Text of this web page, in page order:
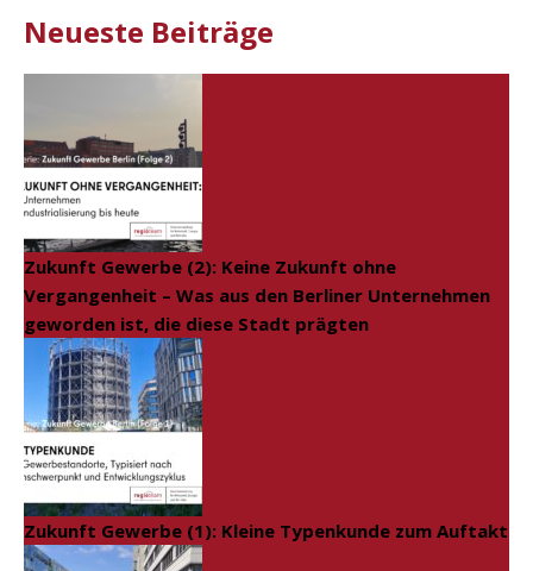
Neueste Beiträge
Zukunft Gewerbe (2): Keine Zukunft ohne
Vergangenheit – Was aus den Berliner Unternehmen
geworden ist, die diese Stadt prägten
Zukunft Gewerbe (1): Kleine Typenkunde zum Auftakt